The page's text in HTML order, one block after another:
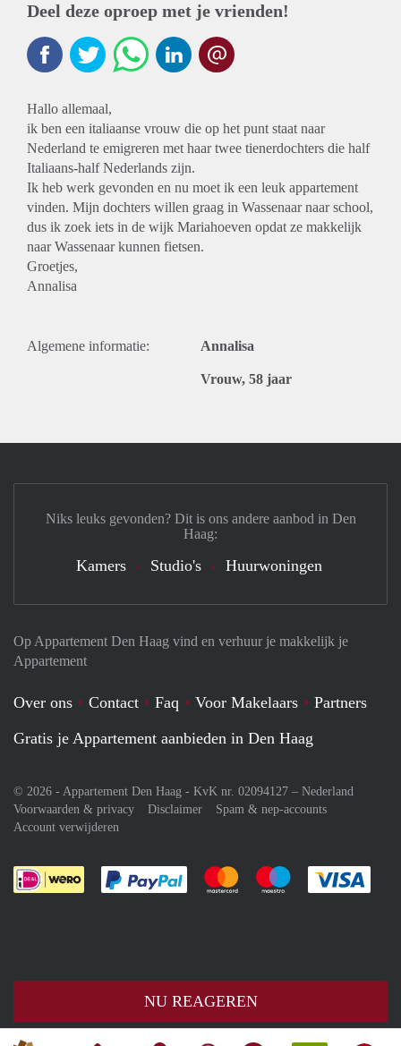
Deel deze oproep met je vrienden!
Hallo allemaal,
ik ben een italiaanse vrouw die op het punt staat naar
Nederland te emigreren met haar twee tienerdochters die half
Italiaans-half Nederlands zijn.
Ik heb werk gevonden en nu moet ik een leuk appartement
vinden. Mijn dochters willen graag in Wassenaar naar school,
dus ik zoek iets in de wijk Mariahoeven opdat ze makkelijk
naar Wassenaar kunnen fietsen.
Groetjes,
Annalisa
Algemene informatie: Annalisa
Vrouw, 58 jaar
NU REAGEREN
Op Appartement Den Haag vind en verhuur je makkelijk je
Appartement
Over ons Contact Faq Voor Makelaars
Partners
Gratis je Appartement aanbieden in Den Haag
© 2026 - Appartement Den Haag - KvK nr. 02094127 – Nederland
Voorwaarden & privacy
Disclaimer
Spam & nep-accounts
Account verwijderen
Je rekent gemakkelijk af met Paypal
Je rekent gemakkelijk af met
Je rekent
Niks leuks gevonden? Dit is ons andere aanbod in Den
Haag:
Kamers Studio's Huurwoningen